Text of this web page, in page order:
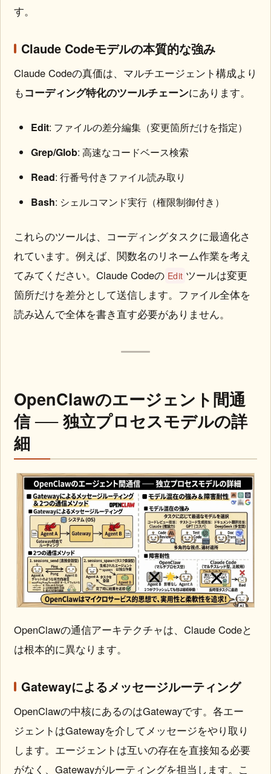
す。
Claude Codeモデルの本質的な強み
Claude Codeの真価は、マルチエージェント構成より
もコーディング特化のツールチェーンにあります。
Edit: ファイルの差分編集（変更箇所だけを指定）
Grep/Glob: 高速なコードベース検索
Read: 行番号付きファイル読み取り
Bash: シェルコマンド実行（権限制御付き）
これらのツールは、コーディングタスクに最適化さ
れています。例えば、関数名のリネーム作業を考え
てみてください。Claude Codeの Edit ツールは変更
箇所だけを差分として送信します。ファイル全体を
読み込んで全体を書き直す必要がありません。
OpenClawのエージェント間通
信 ── 独立プロセスモデルの詳
細
OpenClawの通信アーキテクチャは、Claude Codeと
は根本的に異なります。
Gatewayによるメッセージルーティング
OpenClawの中核にあるのはGatewayです。各エー
ジェントはGatewayを介してメッセージをやり取り
します。エージェントは互いの存在を直接知る必要
がなく、Gatewayがルーティングを担当します。こ